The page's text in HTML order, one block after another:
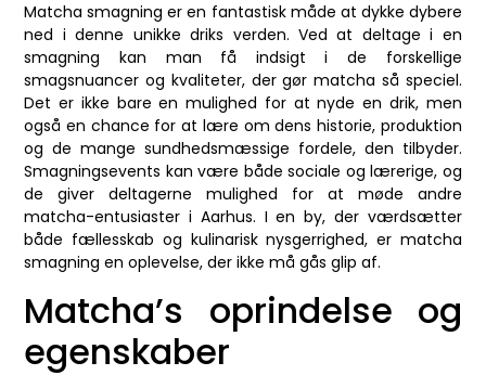
Matcha smagning er en fantastisk måde at dykke dybere
ned i denne unikke driks verden. Ved at deltage i en
smagning kan man få indsigt i de forskellige
smagsnuancer og kvaliteter, der gør matcha så speciel.
Det er ikke bare en mulighed for at nyde en drik, men
også en chance for at lære om dens historie, produktion
og de mange sundhedsmæssige fordele, den tilbyder.
Smagningsevents kan være både sociale og lærerige, og
de giver deltagerne mulighed for at møde andre
matcha-entusiaster i Aarhus. I en by, der værdsætter
både fællesskab og kulinarisk nysgerrighed, er matcha
smagning en oplevelse, der ikke må gås glip af.
Matcha’s oprindelse og
egenskaber